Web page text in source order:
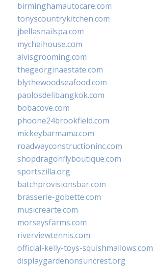
birminghamautocare.com
tonyscountrykitchen.com
jbellasnailspa.com
mychaihouse.com
alvisgrooming.com
thegeorginaestate.com
blythewoodseafood.com
paolosdelibangkok.com
bobacove.com
phoone24brookfield.com
mickeybarmama.com
roadwayconstructioninc.com
shopdragonflyboutique.com
sportszilla.org
batchprovisionsbar.com
brasserie-gobette.com
musicrearte.com
morseysfarms.com
riverviewtennis.com
official-kelly-toys-squishmallows.com
displaygardenonsuncrest.org